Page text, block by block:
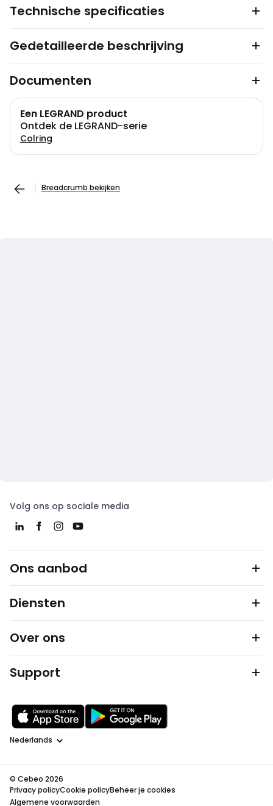
Technische specificaties
Gedetailleerde beschrijving
Documenten
Een LEGRAND product
Ontdek de LEGRAND-serie
Colring
Breadcrumb bekijken
Volg ons op sociale media
Ons aanbod
Diensten
Over ons
Support
Taal
© Cebeo 2026
Privacy policyCookie policyBeheer je cookies
Algemene voorwaarden